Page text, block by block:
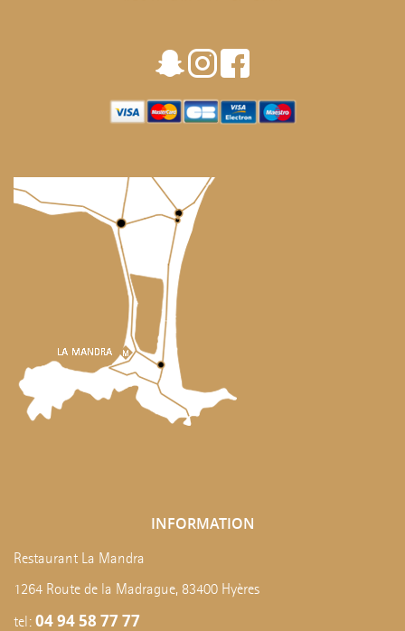
INFORMATION
Restaurant La Mandra
1264 Route de la Madrague, 83400 Hyères
tel: 04 94 58 77 77